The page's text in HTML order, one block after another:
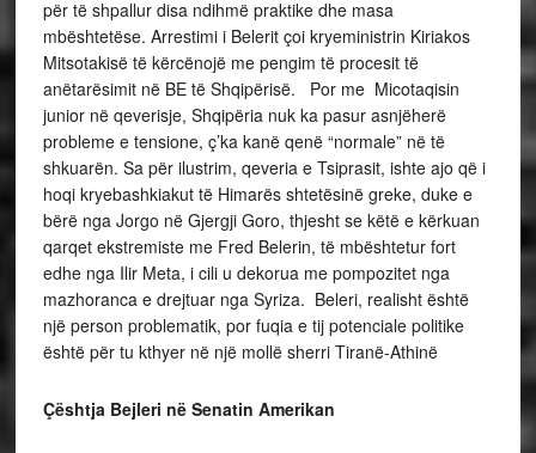
për të shpallur disa ndihmë praktike dhe masa
mbështetëse. Arrestimi i Belerit çoi kryeministrin Kiriakos
Mitsotakisë të kërcënojë me pengim të procesit të
anëtarësimit në BE të Shqipërisë. Por me Micotaqisin
junior në qeverisje, Shqipëria nuk ka pasur asnjëherë
probleme e tensione, ç’ka kanë qenë “normale” në të
shkuarën. Sa për ilustrim, qeveria e Tsiprasit, ishte ajo që i
hoqi kryebashkiakut të Himarës shtetësinë greke, duke e
bërë nga Jorgo në Gjergji Goro, thjesht se këtë e kërkuan
qarqet ekstremiste me Fred Belerin, të mbështetur fort
edhe nga Ilir Meta, i cili u dekorua me pompozitet nga
mazhoranca e drejtuar nga Syriza. Beleri, realisht është
një person problematik, por fuqia e tij potenciale politike
është për tu kthyer në një mollë sherri Tiranë-Athinë
Çështja Bejleri në Senatin Amerikan